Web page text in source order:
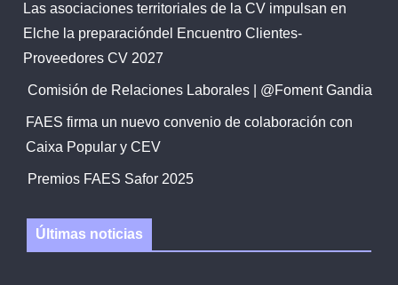
Las asociaciones territoriales de la CV impulsan en
Elche la preparacióndel Encuentro Clientes-
Proveedores CV 2027
Comisión de Relaciones Laborales | @Foment Gandia
FAES firma un nuevo convenio de colaboración con
Caixa Popular y CEV
Premios FAES Safor 2025
Últimas noticias